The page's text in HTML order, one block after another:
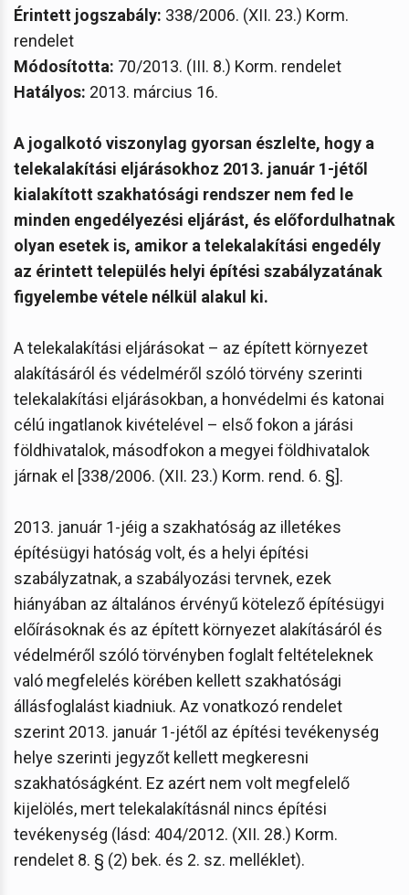
Érintett jogszabály: 338/2006. (XII. 23.) Korm.
rendelet
Módosította: 70/2013. (III. 8.) Korm. rendelet
Hatályos: 2013. március 16.
A jogalkotó viszonylag gyorsan észlelte, hogy a
telekalakítási eljárásokhoz 2013. január 1-jétől
kialakított szakhatósági rendszer nem fed le
minden engedélyezési eljárást, és előfordulhatnak
olyan esetek is, amikor a telekalakítási engedély
az érintett település helyi építési szabályzatának
figyelembe vétele nélkül alakul ki.
A telekalakítási eljárásokat – az épített környezet
alakításáról és védelméről szóló törvény szerinti
telekalakítási eljárásokban, a honvédelmi és katonai
célú ingatlanok kivételével – első fokon a járási
földhivatalok, másodfokon a megyei földhivatalok
járnak el [338/2006. (XII. 23.) Korm. rend. 6. §].
2013. január 1-jéig a szakhatóság az illetékes
építésügyi hatóság volt, és a helyi építési
szabályzatnak, a szabályozási tervnek, ezek
hiányában az általános érvényű kötelező építésügyi
előírásoknak és az épített környezet alakításáról és
védelméről szóló törvényben foglalt feltételeknek
való megfelelés körében kellett szakhatósági
állásfoglalást kiadniuk. Az vonatkozó rendelet
szerint 2013. január 1-jétől az építési tevékenység
helye szerinti jegyzőt kellett megkeresni
szakhatóságként. Ez azért nem volt megfelelő
kijelölés, mert telekalakításnál nincs építési
tevékenység (lásd: 404/2012. (XII. 28.) Korm.
rendelet 8. § (2) bek. és 2. sz. melléklet).